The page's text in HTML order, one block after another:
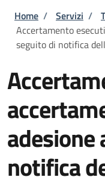
Briciole di
Home / Servizi /
Accertamento
seguito di notifica
adesione
notifica